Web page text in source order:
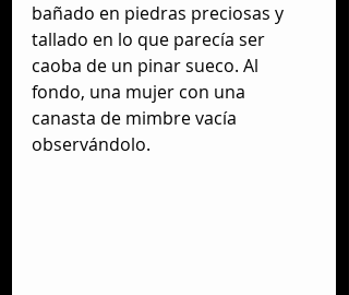
bañado en piedras preciosas y
tallado en lo que parecía ser
caoba de un pinar sueco. Al
fondo, una mujer con una
canasta de mimbre vacía
observándolo.